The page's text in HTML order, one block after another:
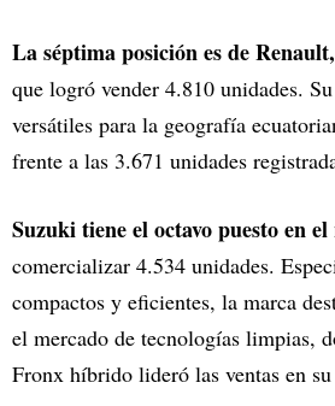
La séptima posición es de Renault,
que logró vender 4.810 unidades.
versátiles para la geografía
frente a las 3.671 unidades
Suzuki tiene el octavo puesto en
comercializar 4.534 unidades.
compactos y eficientes, la marca
el mercado de tecnologías limpias,
Fronx híbrido lideró las ventas en